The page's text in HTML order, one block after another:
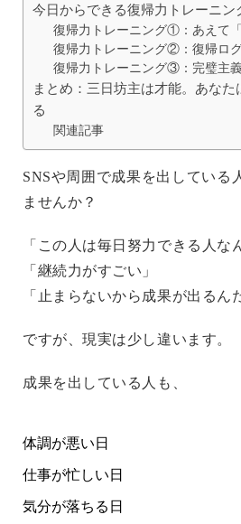
今日からできる復帰力トレーニン
復帰力トレーニング①：あえて
復帰力トレーニング②：復帰ロ
復帰力トレーニング③：完璧主
まとめ：三日坊主は才能。あな
る
関連記事
SNSや周囲で成果を出している
ませんか？
「この人は毎日努力できる人な
「継続力がすごい」
「止まらないから成果が出るん
ですが、現実は少し違います。
成果を出している人も、
体調が悪い日
仕事が忙しい日
気分が落ちる日